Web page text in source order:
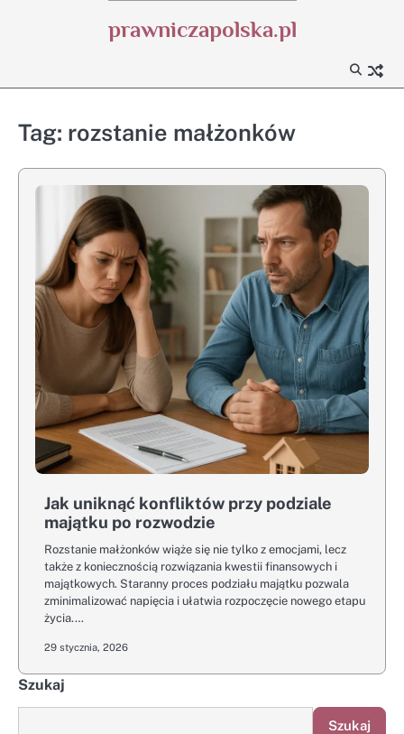
prawniczapolska.pl
Tag: rozstanie małżonków
Jak uniknąć konfliktów przy podziale
majątku po rozwodzie
Rozstanie małżonków wiąże się nie tylko z emocjami, lecz
także z koniecznością rozwiązania kwestii finansowych i
majątkowych. Staranny proces podziału majątku pozwala
zminimalizować napięcia i ułatwia rozpoczęcie nowego etapu
życia.…
29 stycznia, 2026
Szukaj
Szukaj